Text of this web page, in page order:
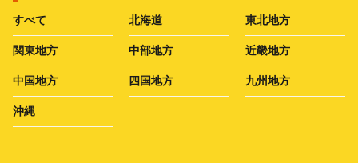
すべて 北海道 東北地方
関東地方 中部地方 近畿地方
中国地方 四国地方 九州地方
沖縄